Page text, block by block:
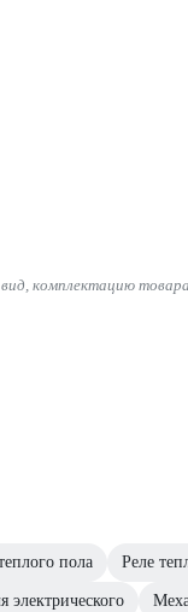
комплектацию
пола Реле
электрического